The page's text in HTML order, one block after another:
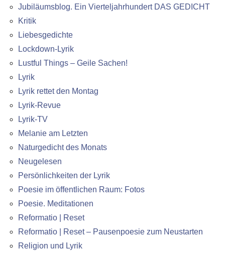
Jubiläumsblog. Ein Vierteljahrhundert DAS GEDICHT
Kritik
Liebesgedichte
Lockdown-Lyrik
Lustful Things – Geile Sachen!
Lyrik
Lyrik rettet den Montag
Lyrik-Revue
Lyrik-TV
Melanie am Letzten
Naturgedicht des Monats
Neugelesen
Persönlichkeiten der Lyrik
Poesie im öffentlichen Raum: Fotos
Poesie. Meditationen
Reformatio | Reset
Reformatio | Reset – Pausenpoesie zum Neustarten
Religion und Lyrik